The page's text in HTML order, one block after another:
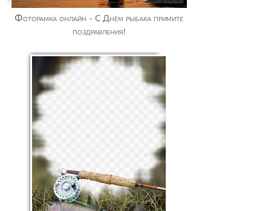
Фоторамка онлайн - С Днём рыбака примите
поздравления!